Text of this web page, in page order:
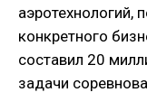
аэротехнологий,
конкретного
составил 20
задачи